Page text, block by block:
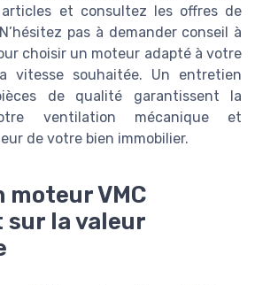
et consultez les offres de
pas à demander conseil à
choisir un moteur adapté à votre
vitesse souhaitée. Un entretien
de qualité garantissent la
ventilation mécanique et
de votre bien immobilier.
moteur VMC
la valeur